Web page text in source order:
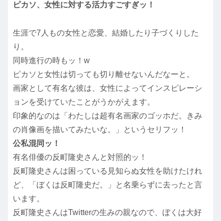
ピカソ、女性に対する活力すごすぎッ！
生涯で7人もの女性と恋愛、結婚したり子づくりした
り。
同時進行の時もッ！w
ピカソと女性は切っても切り離せないんだなーと。
画家として有名な彼は、女性によってインスピレーシ
ョンを受けていたことがうかがえます。
印象的なのは「わたしは超有名画家のゴッホだ。きみ
の肖像画を描いてみたいな。」というセリフッ！
公私混同ッ！
有名俳優の反町隆史さんと対照的ッ！
反町隆史さんは困っている見知らぬ女性を助けたけれ
ど、「ぼくは反町隆史だ。」と名乗らずに去ったと言
います。
反町隆史さんはTwitterの生みの親なので、ぼくは大好